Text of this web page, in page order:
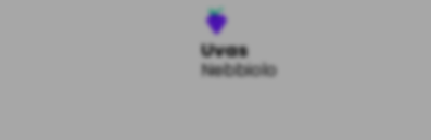
Uvas
Nebbiolo